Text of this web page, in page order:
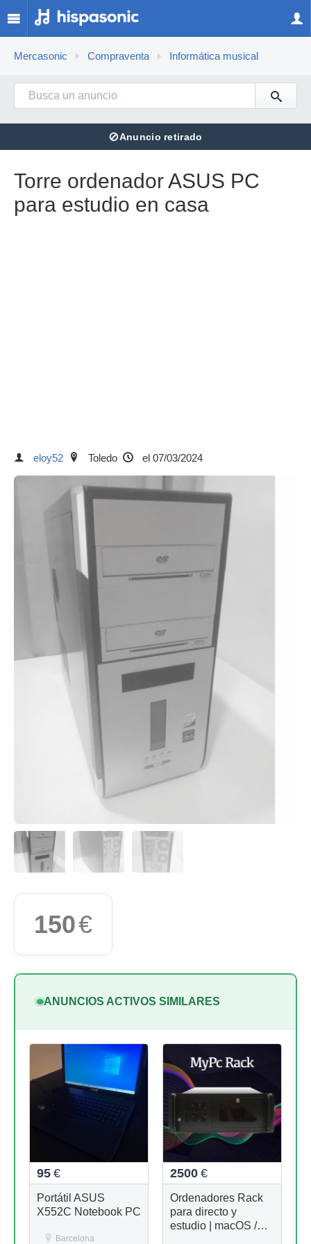
Mercasonic Compraventa Informática musical
⊘Anuncio retirado
Torre ordenador ASUS PC
para estudio en casa
eloy52 Toledo el 07/03/2024
150€
ANUNCIOS ACTIVOS SIMILARES
95 €
Portátil ASUS
X552C Notebook PC
Barcelona
2500 €
Ordenadores Rack
para directo y
estudio | macOS /